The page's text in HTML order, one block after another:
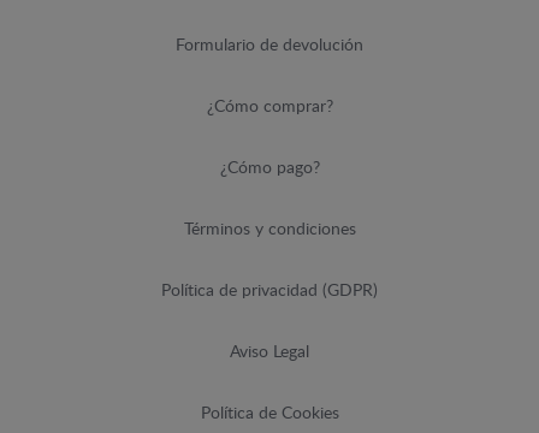
Formulario de devolución
¿Cómo comprar?
¿Cómo pago?
Términos y condiciones
Política de privacidad (GDPR)
Aviso Legal
Política de Cookies